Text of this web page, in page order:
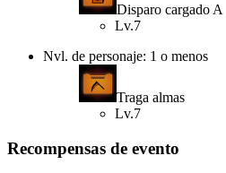
Disparo cargado A
Lv.7
Nvl. de personaje: 1 o menos
Traga almas
Lv.7
Recompensas de evento